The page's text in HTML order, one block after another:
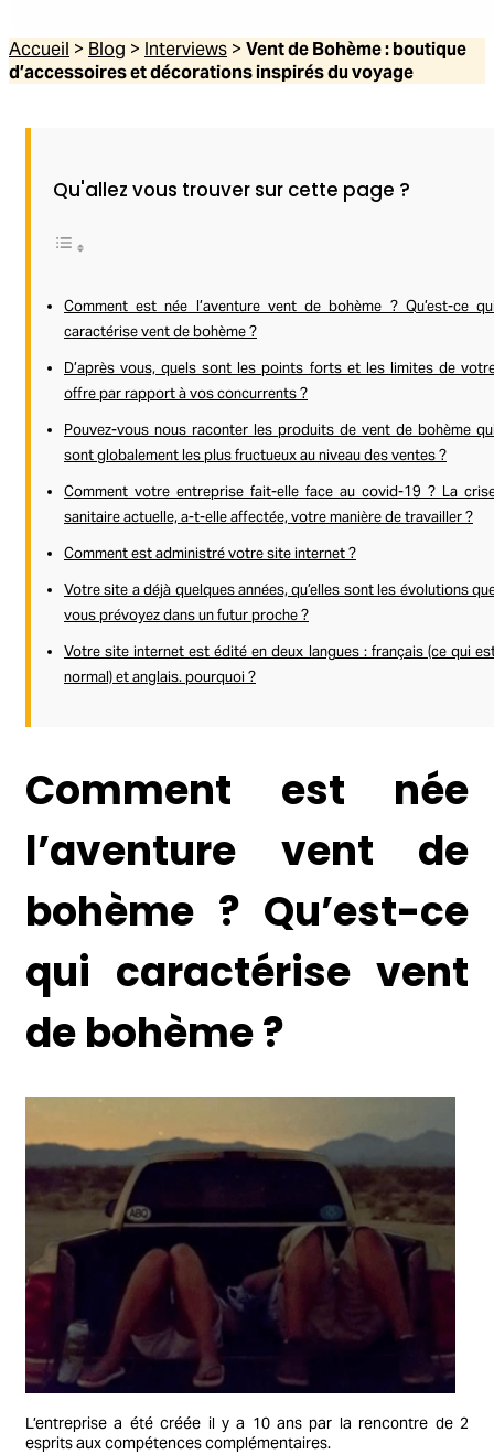
Accueil > Blog > Interviews > Vent de Bohème : boutique
d’accessoires et décorations inspirés du voyage
Qu'allez vous trouver sur cette page ?
Comment est née l’aventure vent de bohème ? Qu’est-ce
caractérise vent de bohème ?
D’après vous, quels sont les points forts et les limites de
offre par rapport à vos concurrents ?
Pouvez-vous nous raconter les produits de vent de bohème
sont globalement les plus fructueux au niveau des ventes ?
Comment votre entreprise fait-elle face au covid-19 ? La
sanitaire actuelle, a-t-elle affectée, votre manière de travailler ?
Comment est administré votre site internet ?
Votre site a déjà quelques années, qu’elles sont les évolutions
vous prévoyez dans un futur proche ?
Votre site internet est édité en deux langues : français (ce qui
normal) et anglais. pourquoi ?
Comment est née
l’aventure vent de
bohème ? Qu’est-ce
qui caractérise vent
de bohème ?
L’entreprise a été créée il y a 10 ans par la rencontre de 2
esprits aux compétences complémentaires.